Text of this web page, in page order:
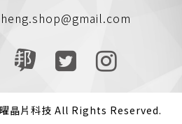
片科技 All Rights Reserved.